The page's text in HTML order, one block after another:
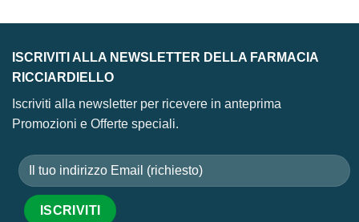
ISCRIVITI ALLA NEWSLETTER DELLA FARMACIA
RICCIARDIELLO
Iscriviti alla newsletter per ricevere in anteprima
Promozioni e Offerte speciali.